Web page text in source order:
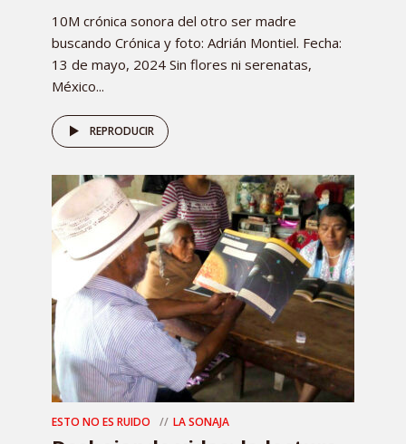
10M crónica sonora del otro ser madre
buscando Crónica y foto: Adrián Montiel. Fecha:
13 de mayo, 2024 Sin flores ni serenatas,
México...
REPRODUCIR
ESTO NO ES RUIDO LA SONAJA